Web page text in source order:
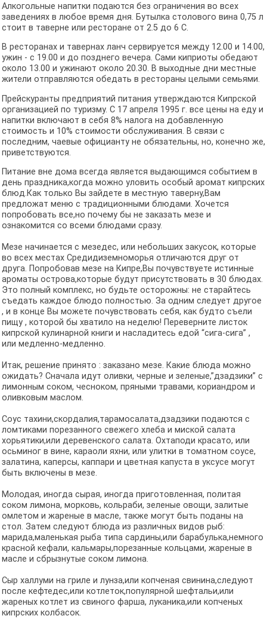
Алкогольные напитки подаются без ограничения во всех
заведениях в любое время дня. Бутылка столового вина 0,75 л
стоит в таверне или ресторане от 2.5 до 6 C.
В ресторанах и тавернах ланч сервируется между 12.00 и 14.00,
ужин - с 19.00 и до позднего вечера. Сами киприоты обедают
около 13.00 и ужинают около 20.30. В выходные дни местные
жители отправляются обедать в рестораны целыми семьями.
Прейскуранты предприятий питания утверждаются Кипрской
организацией по туризму. С 17 апреля 1995 г. все цены на еду и
напитки включают в себя 8% налога на добавленную
стоимость и 10% стоимости обслуживания. В связи с
последним, чаевые официанту не обязательны, но, конечно же,
приветствуются.
Питание вне дома всегда является выдающимся событием в
день праздника,когда можно уловить особый аромат кипрских
блюд.Как только Вы зайдете в местную таверну,Вам
предложат меню с традиционными блюдами. Хочется
попробовать все,но почему бы не заказать мезе и
ознакомится со всеми блюдами сразу.
Мезе начинается с мезедес, или небольших закусок, которые
во всех местах Средидиземноморья отличаются друг от
друга. Попробовав мезе на Кипре,Вы почувствуете истинные
ароматы острова,которые будут присутствовать в 30 блюдах.
Это полный комплекс, но будьте осторожны: не старайтесь
съедать каждое блюдо полностью. За одним следует другое
, и в конце Вы можете почувствовать себя, как будто съели
пищу , которой бы хватило на неделю! Переверните листок
кипрской кулинарной книги и насладитесь едой “сига-сига” ,
или медленно-медленно.
Итак, решение принято : заказано мезе. Какие блюда можно
ожидать? Сначала идут оливки, черные и зеленые,”дзадзики” c
лимонным соком, чесноком, пряными травами, кориандром и
оливковым маслом.
Соус тахини,скордалия,тарамосалата,дзадзики подаются с
ломтиками порезанного свежего хлеба и миской салата
хорьятики,или деревенского салата. Охтаподи красато, или
осьминог в вине, караоли яхни, или улитки в томатном соусе,
залатина, каперсы, каппари и цветная капуста в уксусе могут
быть включены в мезе.
Молодая, иногда сырая, иногда приготовленная, политая
соком лимона, морковь, кольраби, зеленые овощи, залитые
омлетом и жареные в масле, также могут быть поданы на
стол. Затем следуют блюда из различных видов рыб:
марида,маленькая рыба типа сардины,или барабулька,немного
красной кефали, кальмары,порезанные кольцами, жареные в
масле и сбрызнутые соком лимона.
Сыр халлуми на гриле и лунза,или копченая свинина,следуют
после кефтедес,или котлеток,популярной шефтальи,или
жареных котлет из свиного фарша, луканика,или копченых
кипрских колбасок.